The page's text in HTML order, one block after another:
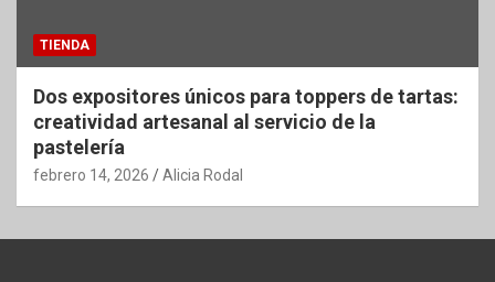
TIENDA
Dos expositores únicos para toppers de tartas:
creatividad artesanal al servicio de la
pastelería
febrero 14, 2026 Alicia Rodal